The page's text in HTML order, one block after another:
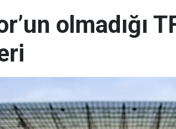
olmadığı